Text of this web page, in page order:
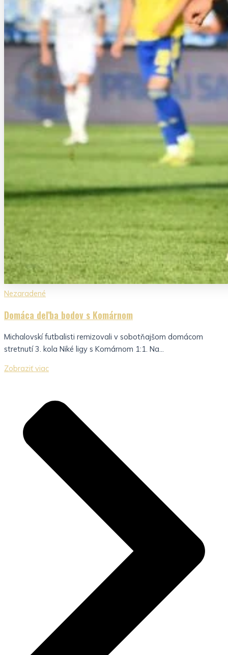
Nezaradené
Domáca deľba bodov s Komárnom
Michalovskí futbalisti remizovali v sobotňajšom domácom
stretnutí 3. kola Niké ligy s Komárnom 1:1. Na...
Zobraziť viac